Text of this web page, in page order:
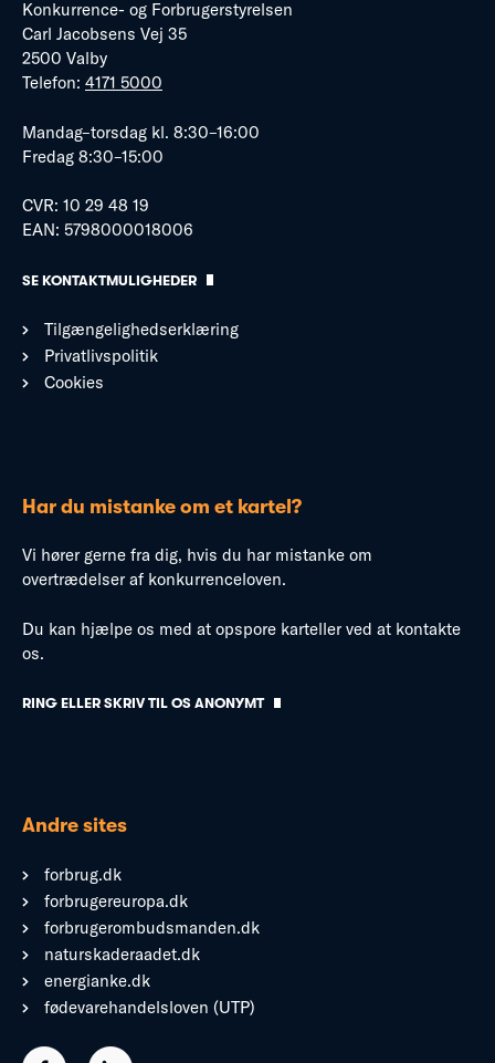
Konkurrence- og Forbrugerstyrelsen
Carl Jacobsens Vej 35
2500 Valby
Telefon: 4171 5000
Mandag–torsdag kl. 8:30–16:00
Fredag 8:30–15:00
CVR: 10 29 48 19
EAN: 5798000018006
SE KONTAKTMULIGHEDER
Tilgængelighedserklæring
Privatlivspolitik
Cookies
Har du mistanke om et kartel?
Vi hører gerne fra dig, hvis du har mistanke om
overtrædelser af konkurrenceloven.
Du kan hjælpe os med at opspore karteller ved at kontakte
os.
RING ELLER SKRIV TIL OS ANONYMT
Andre sites
forbrug.dk
forbrugereuropa.dk
forbrugerombudsmanden.dk
naturskaderaadet.dk
energianke.dk
fødevarehandelsloven (UTP)